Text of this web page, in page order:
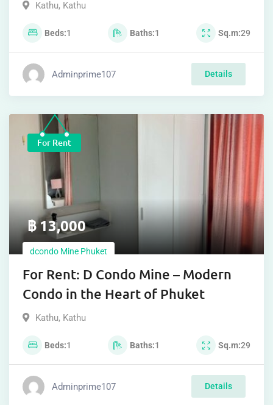
Kathu, Kathu
Beds 1 Baths 1 Sq.m 29
Adminprime107 Details
For Rent
฿13,000
dcondo Mine Phuket
For Rent: D Condo Mine – Modern
Condo in the Heart of Phuket
Kathu, Kathu
Beds 1 Baths 1 Sq.m 29
Adminprime107 Details